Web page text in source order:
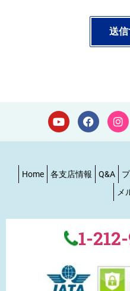
送信
Home 各支店情報 Q&A
メ
1-